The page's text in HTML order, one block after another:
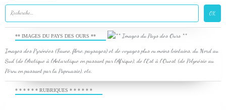
** IMAGES DU PAYS DES OURS **
Images des Pyrénées (Faune, flore, paysages) et de voyages plus ou moins lointains, du Nord au
Sud (de l'Arctique à l'Antarctique en passant par l'Afrique), de l'Est à l'Ouest (de Polynésie au
Pérou en passant par la Papouasie), etc.
* * * * * * RUBRIQUES * * * * * *